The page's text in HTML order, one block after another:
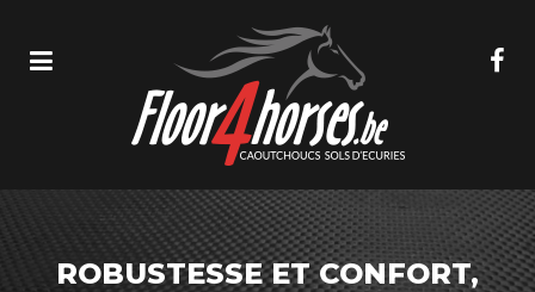
ROBUSTESSE ET CONFORT,